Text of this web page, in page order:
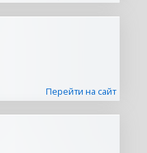
Перейти на сайт